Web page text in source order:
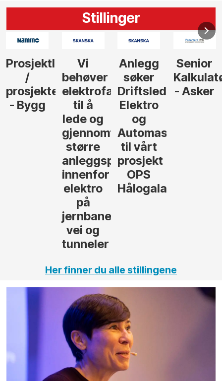
Stillinger
Anlegg
søker
Driftsleder
Elektro
Automasjon
Hålogalandsvegen
Senior
Kalkulatør
- Asker
Senior
Tilbudsleder
Anlegg
- Oslo
Her finner du alle stillingene